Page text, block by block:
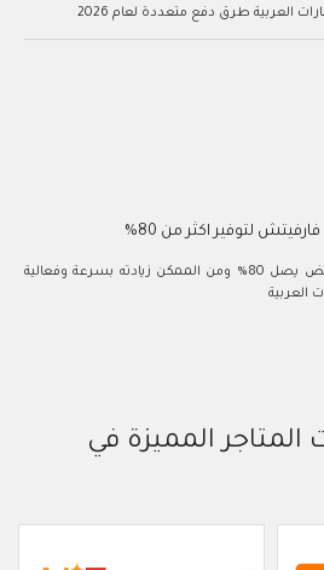
العربية طرق دفع متعددة لعام 2026
لتوفير اكثر من 80%
عروض عيد الاضحى 2026 بتخفيض يصل 80% ومن الممكن زيادته بسرعة وفعالية
العربية
المتاجر المميزة في